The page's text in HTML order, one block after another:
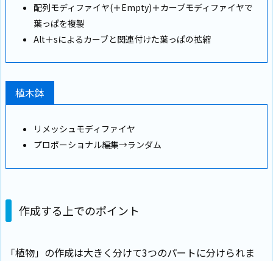
配列モディファイヤ(＋Empty)＋カーブモディファイヤで
葉っぱを複製
Alt＋sによるカーブと関連付けた葉っぱの拡縮
植木鉢
リメッシュモディファイヤ
プロポーショナル編集→ランダム
作成する上でのポイント
「植物」の作成は大きく分けて3つのパートに分けられま